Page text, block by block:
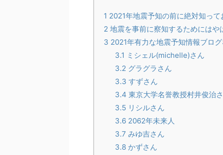
1 2021年地震予知の前に絶対知っ
2 地震を事前に察知するためにはや
3 2021年有力な地震予知情報ブロ
3.1 ミシェル(michelle)さん
3.2 グラグラさん
3.3 すずさん
3.4 東京大学名誉教授村井俊治
3.5 リシルさん
3.62062年未来人
3.7 みゆ吉さん
3.8かずさん